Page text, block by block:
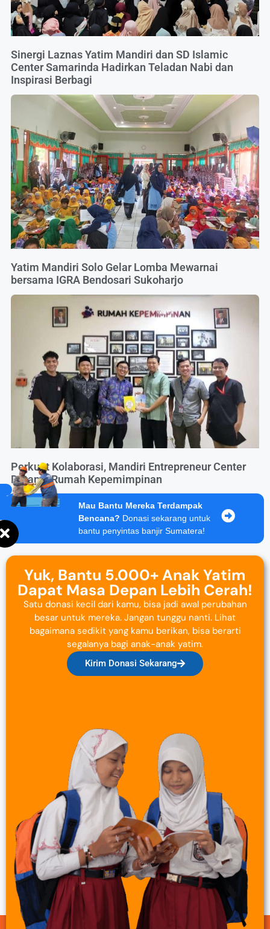
Sinergi Laznas Yatim Mandiri dan SD Islamic
Center Samarinda Hadirkan Teladan Nabi dan
Inspirasi Berbagi
Yatim Mandiri Solo Gelar Lomba Mewarnai
bersama IGRA Bendosari Sukoharjo
Perkuat Kolaborasi, Mandiri Entrepreneur Center
Datangi Rumah Kepemimpinan
Mau Bantu Mereka Terdampak
Bencana? Donasi sekarang untuk
bantu penyintas banjir Sumatera!
Yuk, Bantu 5.000+ Anak Yatim
Dapat Masa Depan Lebih Cerah!
Satu donasi kecil dari kamu, bisa jadi awal perubahan
besar untuk mereka. Jangan tunggu nanti. Lihat
bagaimana sedikit yang kamu berikan, bisa berarti
segalanya bagi anak-anak yatim.
Kirim Donasi Sekarang